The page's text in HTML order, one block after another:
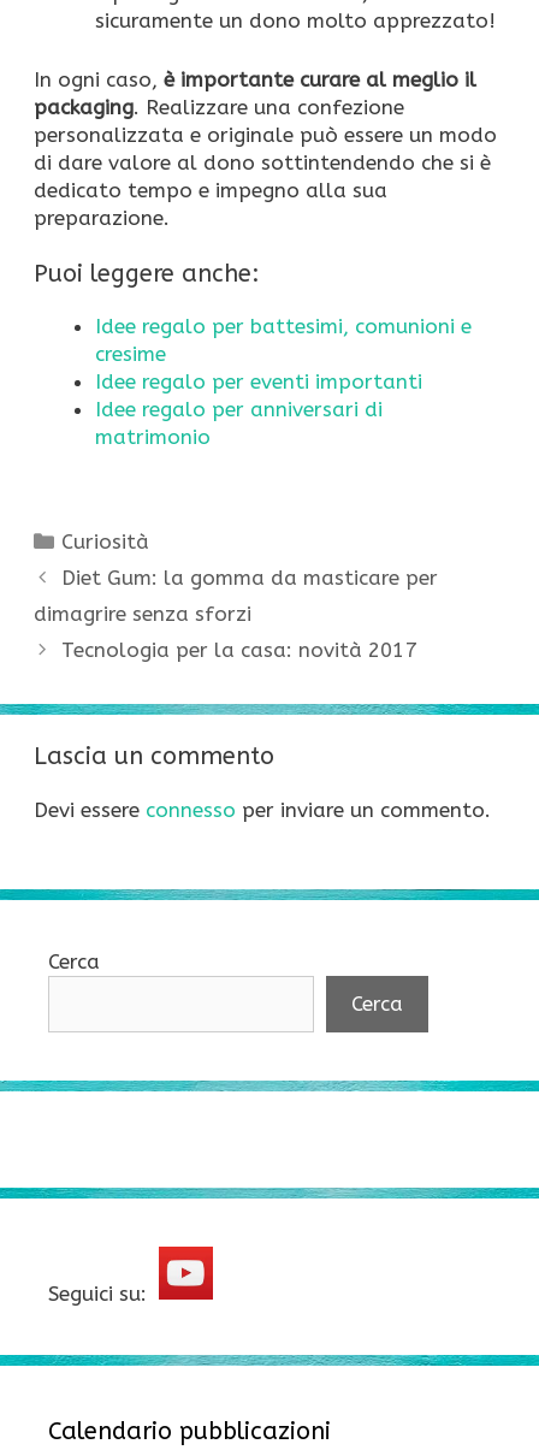
sicuramente un dono molto apprezzato!
In ogni caso, è importante curare al meglio il
packaging. Realizzare una confezione
personalizzata e originale può essere un modo
di dare valore al dono sottintendendo che si è
dedicato tempo e impegno alla sua
preparazione.
Puoi leggere anche:
Idee regalo per battesimi, comunioni e
cresime
Idee regalo per eventi importanti
Idee regalo per anniversari di
matrimonio
Categorie
Curiosità
Diet Gum: la gomma da masticare per
dimagrire senza sforzi
Tecnologia per la casa: novità 2017
Lascia un commento
Devi essere connesso per inviare un commento.
Cerca
Cerca
Seguici su:
Calendario pubblicazioni